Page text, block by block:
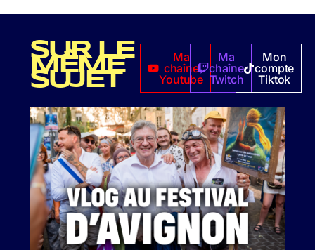
SUR LE
MÊME
SUJET
Ma
chaîne
Youtube
Ma
chaîne
Twitch
Mon
compte
Tiktok